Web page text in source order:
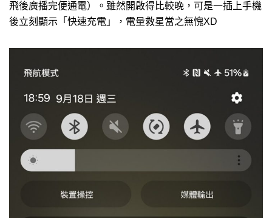
飛後廣播完便通電）。雖然開啟得比較晚，可是一插上手機
後立刻顯示「快速充電」，電量救星當之無愧XD